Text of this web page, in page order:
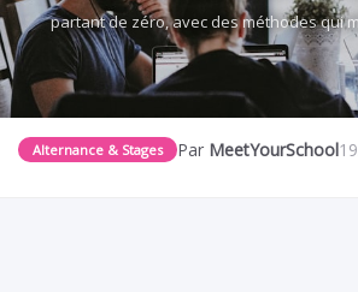
partant de zéro, avec des méthodes qui
Alternance & Stages Par MeetYourSchool